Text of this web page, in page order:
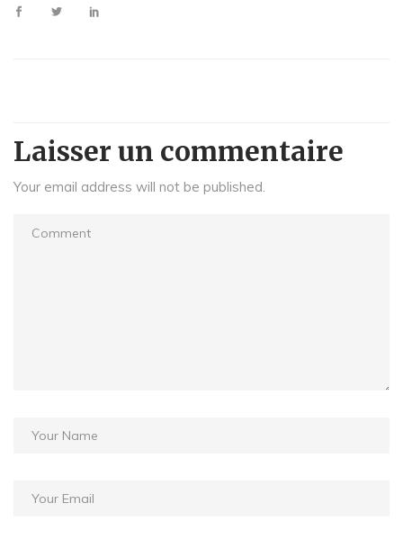
Laisser un commentaire
Your email address will not be published.